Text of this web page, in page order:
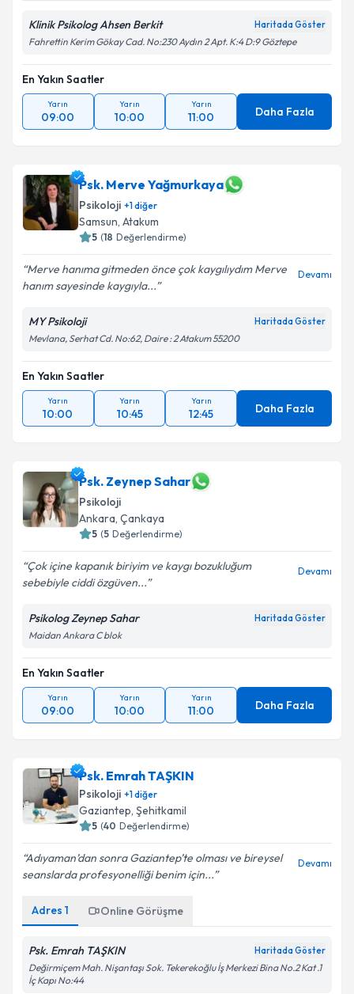
Klinik Psikolog Ahsen Berkit Haritada Göster
Fahrettin Kerim Gökay Cad. No:230 Aydın 2 Apt. K:4 D:9 Göztepe
En Yakın Saatler
Yarın
09:00
Yarın
10:00
Yarın
11:00 Daha Fazla
Psk. Merve Yağmurkaya
Psikoloji +1diğer
Samsun, Atakum
5 (18 Değerlendirme)
Merve hanıma gitmeden önce çok kaygılıydım Merve
hanım sayesinde kaygıyla...
Devamı
MY Psikoloji Haritada Göster
Mevlana, Serhat Cd. No:62, Daire : 2 Atakum 55200
En Yakın Saatler
Yarın
10:00
Yarın
10:45
Yarın
12:45 Daha Fazla
Psk. Zeynep Sahar
Psikoloji
Ankara, Çankaya
5 (5 Değerlendirme)
Çok içine kapanık biriyim ve kaygı bozukluğum
sebebiyle ciddi özgüven...
Devamı
Psikolog Zeynep Sahar Haritada Göster
Maidan Ankara C blok
En Yakın Saatler
Yarın
09:00
Yarın
10:00
Yarın
11:00 Daha Fazla
Psk. Emrah TAŞKIN
Psikoloji +1diğer
Gaziantep, Şehitkamil
5 (40 Değerlendirme)
Adıyaman’dan sonra Gaziantep’te olması ve bireysel
seanslarda profesyonelliği benim için...
Devamı
Adres 1 Online Görüşme
Psk. Emrah TAŞKIN Haritada Göster
Değirmiçem Mah. Nişantaşı Sok. Tekerekoğlu İş Merkezi Bina No.2 Kat .1
İç Kapı No:44